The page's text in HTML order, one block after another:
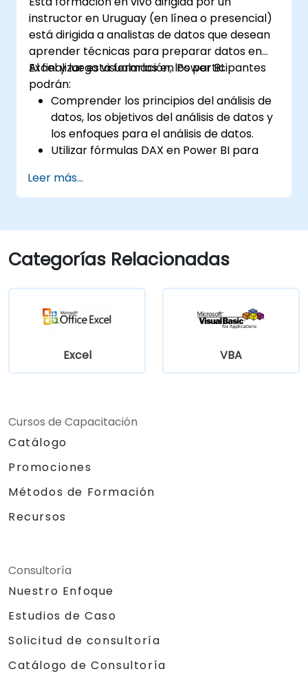
instructor en Uruguay (en línea o presencial)
está dirigida a analistas de datos que desean
aprender técnicas para preparar datos en
Excel y luego visualarlos en Power BI.
Al finalizar esta formación, los participantes
podrán:
Comprender los principios del análisis de
datos, los objetivos del análisis de datos y
los enfoques para el análisis de datos.
Utilizar fórmulas DAX en Power BI para
Crear y utilizar visualizaciones e gráficos
para casos específicos de análisis.
Power BI basado en Excel a Power BI
independiente.
Leer más...
Categorías Relacionadas
Excel VBA
Cursos de Capacitación
Catálogo
Promociones
Métodos de Formación
Recursos
Consultoría
Nuestro Enfoque
Estudios de Caso
Solicitud de consultoría
Catálogo de Consultoría